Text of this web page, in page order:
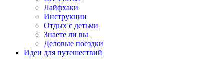
Лайфхаки
Инструкции
Отдых с детьми
Знаете ли вы
Деловые поездки
Идеи для путешествий